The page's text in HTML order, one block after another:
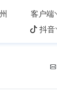
客户端
抖音